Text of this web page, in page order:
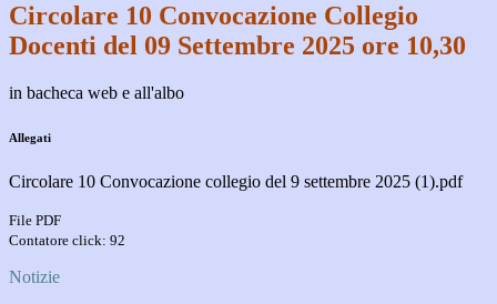
Circolare 10 Convocazione Collegio
Docenti del 09 Settembre 2025 ore 10,30
in bacheca web e all'albo
Allegati
Circolare 10 Convocazione collegio del 9 settembre 2025 (1).pdf
File PDF
Contatore click: 92
Notizie